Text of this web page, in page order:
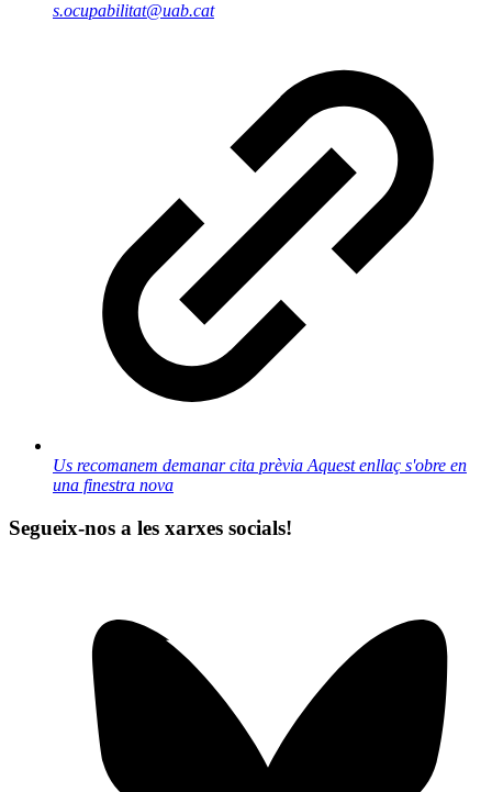
s.ocupabilitat@uab.cat
Us recomanem demanar cita prèvia Aquest enllaç s'obre en
una finestra nova
Segueix-nos a les xarxes socials!